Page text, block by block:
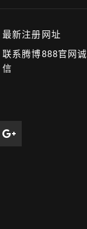
最新注册网址
联系腾博888官网诚
信